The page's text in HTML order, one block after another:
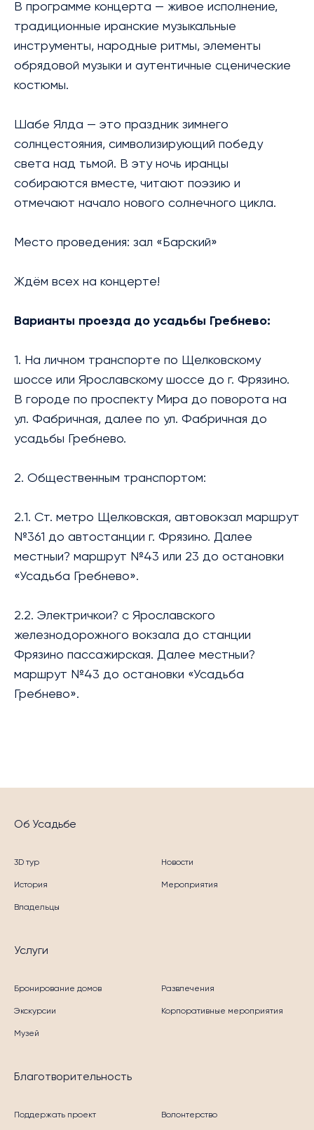
В программе концерта — живое исполнение,
традиционные иранские музыкальные
инструменты, народные ритмы, элементы
обрядовой музыки и аутентичные сценические
костюмы.
Шабе Ялда — это праздник зимнего
солнцестояния, символизирующий победу
света над тьмой. В эту ночь иранцы
собираются вместе, читают поэзию и
отмечают начало нового солнечного цикла.
Место проведения: зал «Барский»
Ждём всех на концерте!
Варианты проезда до усадьбы Гребнево:
1. На личном транспорте по Щелковскому
шоссе или Ярославскому шоссе до г. Фрязино.
В городе по проспекту Мира до поворота на
ул. Фабричная, далее по ул. Фабричная до
усадьбы Гребнево.
2. Общественным транспортом:
2.1. Ст. метро Щелковская, автовокзал маршрут
№361 до автостанции г. Фрязино. Далее
местныи? маршрут №43 или 23 до остановки
«Усадьба Гребнево».
2.2. Электричкои? с Ярославского
железнодорожного вокзала до станции
Фрязино пассажирская. Далее местныи?
маршрут №43 до остановки «Усадьба
Гребнево».
Об Усадьбе
3D тур
История
Владельцы
Новости
Мероприятия
Услуги
Бронирование домов
Экскурсии
Музей
Развлечения
Корпоративные мероприятия
Благотворительность
Поддержать проект Волонтерство